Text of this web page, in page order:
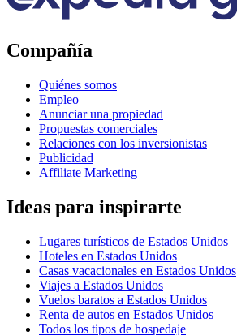
Compañía
Quiénes somos
Empleo
Anunciar una propiedad
Propuestas comerciales
Relaciones con los inversionistas
Publicidad
Affiliate Marketing
Ideas para inspirarte
Lugares turísticos de Estados Unidos
Hoteles en Estados Unidos
Casas vacacionales en Estados Unidos
Viajes a Estados Unidos
Vuelos baratos a Estados Unidos
Renta de autos en Estados Unidos
Todos los tipos de hospedaje